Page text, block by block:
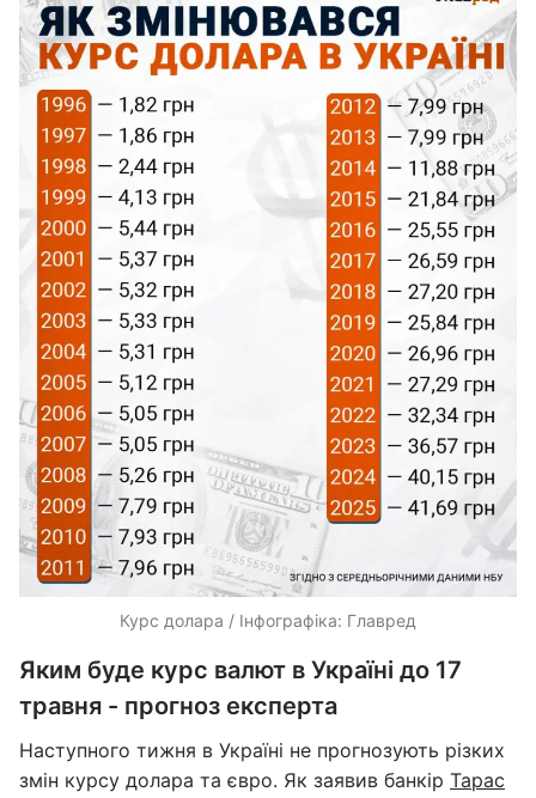
Курс долара / Інфографіка: Главред
Яким буде курс валют в Україні до 17
травня - прогноз експерта
Наступного тижня в Україні не прогнозують різких
змін курсу долара та євро. Як заявив банкір Тарас